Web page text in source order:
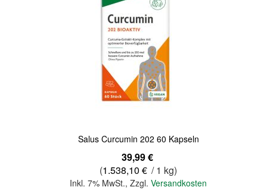
Salus Curcumin 202 60 Kapseln
39,99 €
(1.538,10 € / 1 kg)
Inkl. 7% MwSt.,Zzgl.Versandkosten